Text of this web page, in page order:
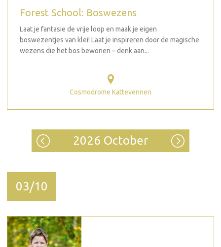
Forest School: Boswezens
Laat je fantasie de vrije loop en maak je eigen
boswezentjes van klei! Laat je inspireren door de magische
wezens die het bos bewonen – denk aan...
Cosmodrome Kattevennen
2026 October
03/10